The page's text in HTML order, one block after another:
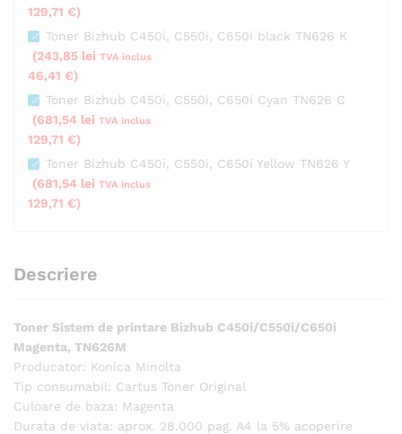
129,71 €)
Toner Bizhub C450i, C550i, C650i black TN626 K
(243,85 lei TVA inclus
46,41 €)
Toner Bizhub C450i, C550i, C650i Cyan TN626 C
(681,54 lei TVA inclus
129,71 €)
Toner Bizhub C450i, C550i, C650i Yellow TN626 Y
(681,54 lei TVA inclus
129,71 €)
Descriere
Toner Sistem de printare Bizhub C450i/C550i/C650i
Magenta, TN626M
Producator: Konica Minolta
Tip consumabil: Cartus Toner Original
Culoare de baza: Magenta
Durata de viata: aprox. 28.000 pag. A4 la 5% acoperire